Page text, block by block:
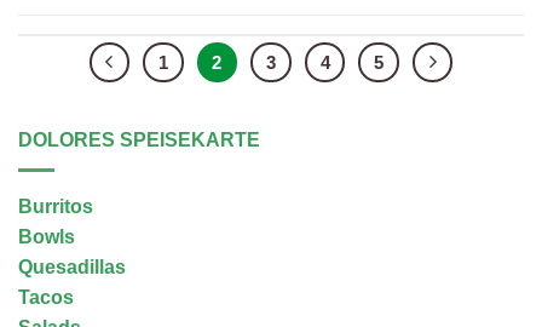
DOLORES SPEISEKARTE
Burritos
Bowls
Quesadillas
Tacos
1 2 3 4 5